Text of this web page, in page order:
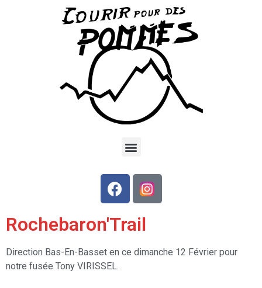
Rochebaron'Trail
Direction Bas-En-Basset en ce dimanche 12 Février pour
notre fusée Tony VIRISSEL.